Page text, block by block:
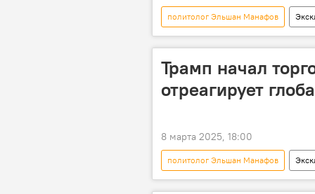
политолог Эльшан Манафов
мирное урегулирование
Трамп начал
отреагирует
8 марта 2025, 18:00
политолог Эльшан Манафов
Экономика
Торговая война